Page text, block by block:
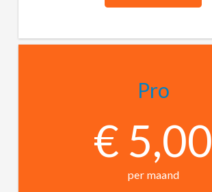
Pro
€ 5,00
per maand